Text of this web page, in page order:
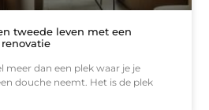
tweede leven met een
meer dan een plek waar je je
douche neemt. Het is de plek